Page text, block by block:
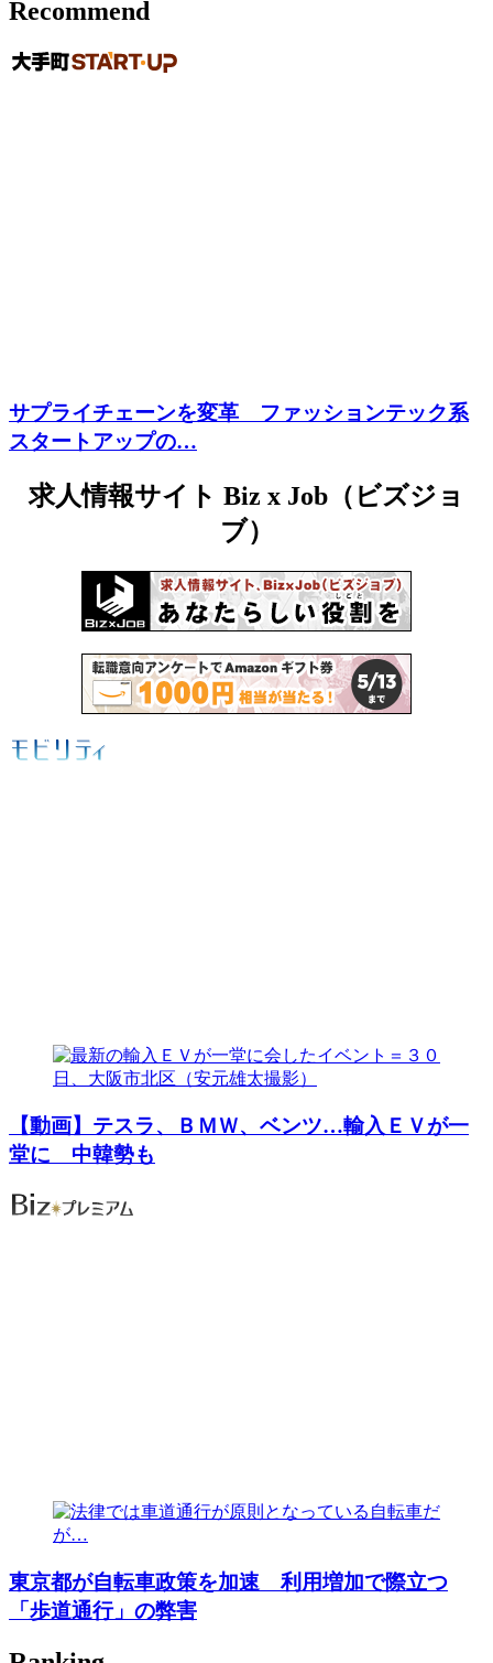
Recommend
サプライチェーンを変革 ファッションテック系
スタートアップの…
求人情報サイト Biz x Job（ビズジョ
ブ）
【動画】テスラ、ＢＭＷ、ベンツ…輸入ＥＶが一
堂に 中韓勢も
東京都が自転車政策を加速 利用増加で際立つ
「歩道通行」の弊害